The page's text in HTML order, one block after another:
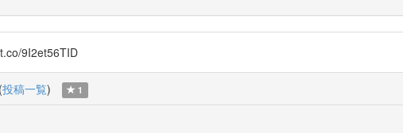
9I2et56TID
(投稿一覧) 1